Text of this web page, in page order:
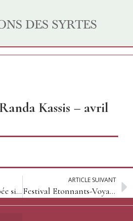
Kassis – avril
Eric Hoesli « L’Epopée sibérienne »
ARTICLE SUIVANT
Festival Etonnants-Voyageurs